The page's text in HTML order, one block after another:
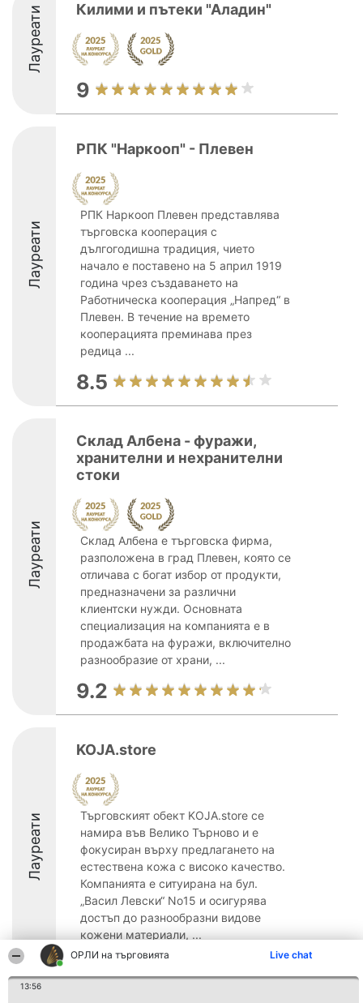
ОРЛИ на търговията Live chat
13:56
Лауреати Килими и пътеки "Аладин"
9
Лауреати
РПК "Наркооп" - Плевен
РПК Наркооп Плевен представлява
търговска кооперация с
дългогодишна традиция, чието
начало е поставено на 5 април 1919
година чрез създаването на
Работническа кооперация „Напред“ в
Плевен. В течение на времето
кооперацията преминава през
редица ...
8.5
Лауреати
Склад Албена - фуражи,
хранителни и нехранителни
стоки
Склад Албена е търговска фирма,
разположена в град Плевен, която се
отличава с богат избор от продукти,
предназначени за различни
клиентски нужди. Основната
специализация на компанията е в
продажбата на фуражи, включително
разнообразие от храни, ...
9.2
Лауреати
KOJA.store
Търговският обект KOJA.store се
намира във Велико Търново и е
фокусиран върху предлагането на
естествена кожа с високо качество.
Компанията е ситуирана на бул.
„Васил Левски“ No15 и осигурява
достъп до разнообразни видове
кожени материали, ...
8.6